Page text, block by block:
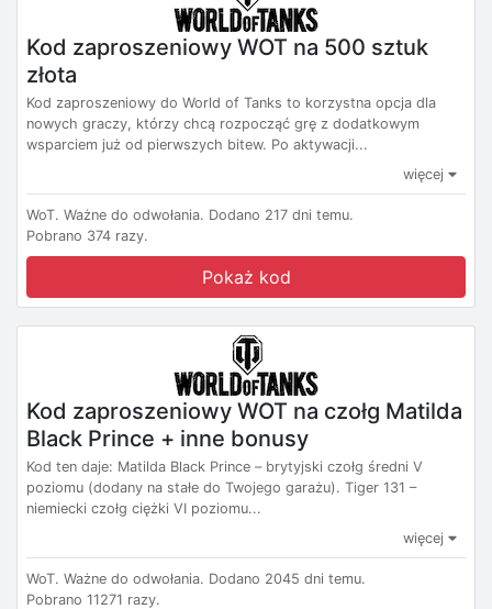
Kod zaproszeniowy WOT na 500 sztuk
złota
Kod zaproszeniowy do World of Tanks to korzystna opcja dla
nowych graczy, którzy chcą rozpocząć grę z dodatkowym
wsparciem już od pierwszych bitew. Po aktywacji...
więcej
WoT. Ważne do odwołania. Dodano 217 dni temu.
Pobrano 374 razy.
Pokaż kod
Kod zaproszeniowy WOT na czołg Matilda
Black Prince + inne bonusy
Kod ten daje: Matilda Black Prince – brytyjski czołg średni V
poziomu (dodany na stałe do Twojego garażu). Tiger 131 –
niemiecki czołg ciężki VI poziomu...
więcej
WoT. Ważne do odwołania. Dodano 2045 dni temu.
Pobrano 11271 razy.